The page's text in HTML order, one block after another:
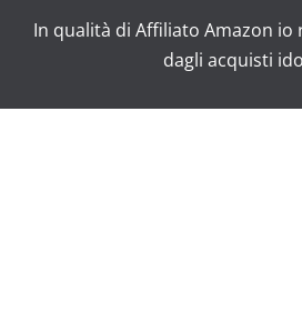
In qualità di Affiliato Amazon io
dagli acquisti